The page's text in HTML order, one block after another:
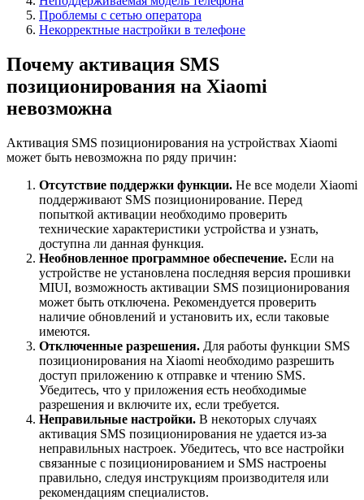
Проблемы с сетью оператора
Некорректные настройки в телефоне
Почему активация SMS
позиционирования на Xiaomi
невозможна
Активация SMS позиционирования на устройствах Xiaomi
может быть невозможна по ряду причин:
Отсутствие поддержки функции. Не все модели Xiaomi
поддерживают SMS позиционирование. Перед
попыткой активации необходимо проверить
технические характеристики устройства и узнать,
доступна ли данная функция.
Необновленное программное обеспечение. Если на
устройстве не установлена последняя версия прошивки
MIUI, возможность активации SMS позиционирования
может быть отключена. Рекомендуется проверить
наличие обновлений и установить их, если таковые
имеются.
Отключенные разрешения. Для работы функции SMS
позиционирования на Xiaomi необходимо разрешить
доступ приложению к отправке и чтению SMS.
Убедитесь, что у приложения есть необходимые
разрешения и включите их, если требуется.
Неправильные настройки. В некоторых случаях
активация SMS позиционирования не удается из-за
неправильных настроек. Убедитесь, что все настройки
связанные с позиционированием и SMS настроены
правильно, следуя инструкциям производителя или
рекомендациям специалистов.